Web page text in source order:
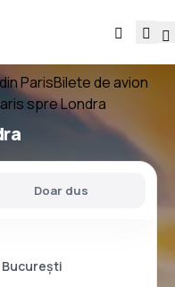
ParisBilete de avion
spre Londra
Doar dus